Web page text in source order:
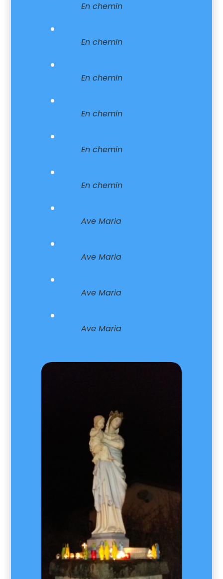
En chemin
En chemin
En chemin
En chemin
En chemin
En chemin
Ave Maria
Ave Maria
Ave Maria
Ave Maria